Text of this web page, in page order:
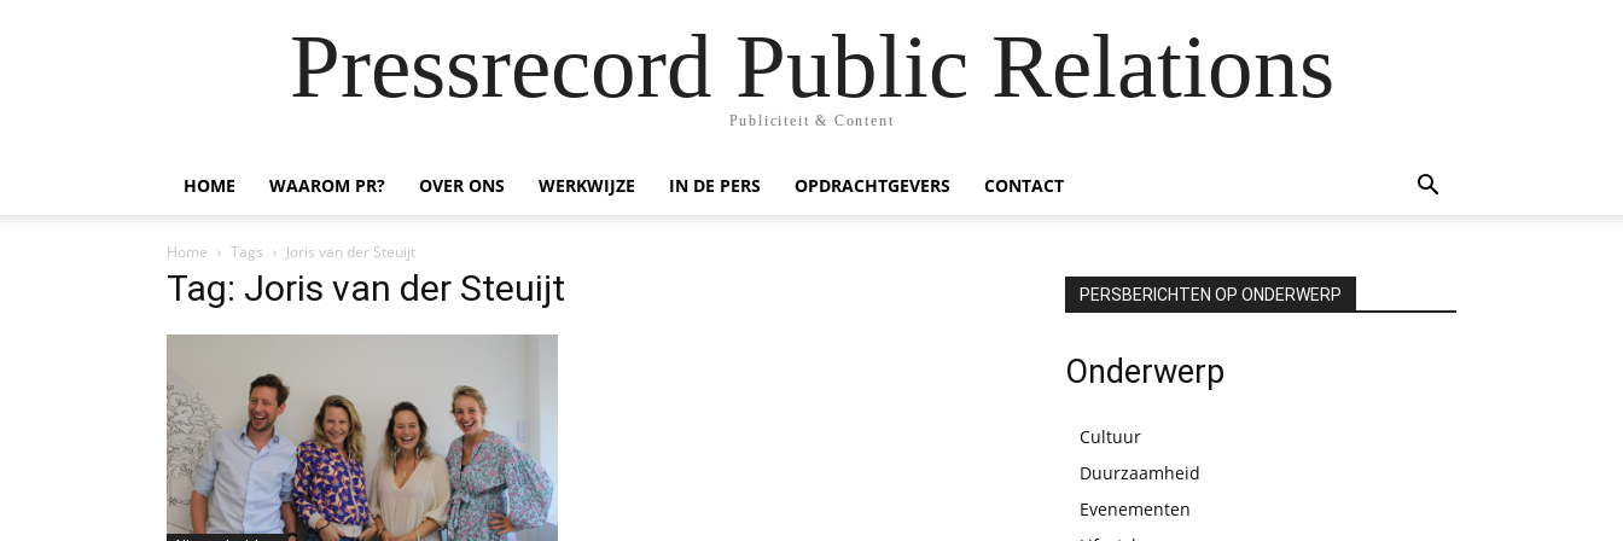
Pressrecord Public Relations
Publiciteit & Content
HOME WAAROM PR? OVER ONS WERKWIJZE IN DE PERS OPDRACHTGEVERS CONTACT
Home Tags Joris van der Steuijt
Tag: Joris van der Steuijt PERSBERICHTEN OP ONDERWERP
Onderwerp
Cultuur
Duurzaamheid
Evenementen